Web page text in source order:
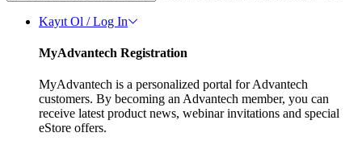
Kayıt Ol / Log In
MyAdvantech Registration
MyAdvantech is a personalized portal for Advantech
customers. By becoming an Advantech member, you can
receive latest product news, webinar invitations and special
eStore offers.